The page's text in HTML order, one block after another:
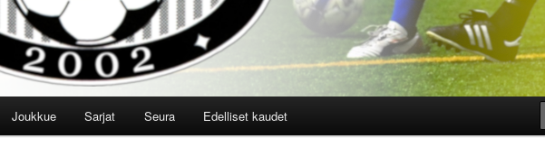
Joukkue Sarjat Seura Edelliset kaudet